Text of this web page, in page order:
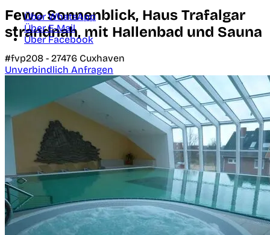
Über WhatsApp
Über E-Mail
Über Facebook
Fewo Sonnenblick, Haus Trafalgar
strandnah, mit Hallenbad und Sauna
#fvp208 - 27476 Cuxhaven
Unverbindlich Anfragen